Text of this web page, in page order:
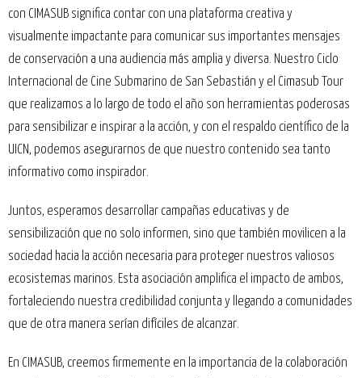
con CIMASUB significa contar con una plataforma creativa y
visualmente impactante para comunicar sus importantes mensajes
de conservación a una audiencia más amplia y diversa. Nuestro Ciclo
Internacional de Cine Submarino de San Sebastián y el Cimasub Tour
que realizamos a lo largo de todo el año son herramientas poderosas
para sensibilizar e inspirar a la acción, y con el respaldo científico de la
UICN, podemos asegurarnos de que nuestro contenido sea tanto
informativo como inspirador.
Juntos, esperamos desarrollar campañas educativas y de
sensibilización que no solo informen, sino que también movilicen a la
sociedad hacia la acción necesaria para proteger nuestros valiosos
ecosistemas marinos. Esta asociación amplifica el impacto de ambos,
fortaleciendo nuestra credibilidad conjunta y llegando a comunidades
que de otra manera serían difíciles de alcanzar.
En CIMASUB, creemos firmemente en la importancia de la colaboración